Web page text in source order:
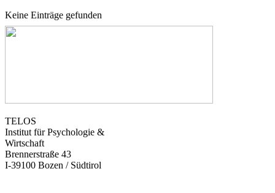
Keine Einträge gefunden
TELOS
Institut für Psychologie &
Wirtschaft
Brennerstraße 43
I-39100 Bozen / Südtirol